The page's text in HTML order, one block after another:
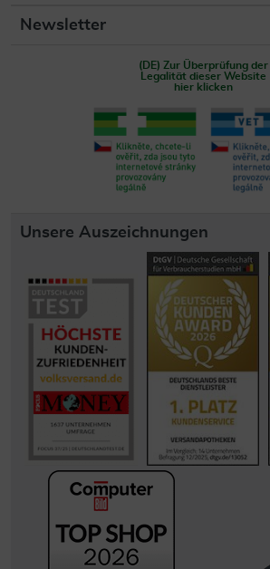
Newsletter
(DE) Zur Überprüfung der
Legalität dieser Website
hier klicken
Unsere Auszeichnungen